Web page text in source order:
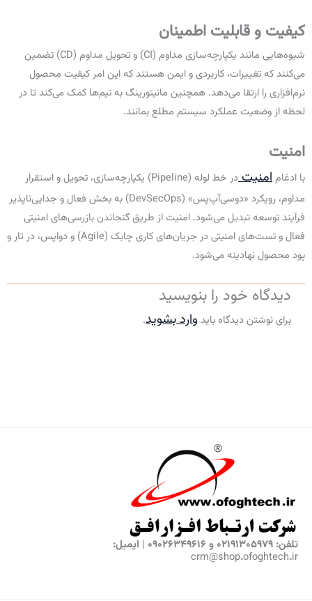
کیفیت و قابلیت اطمینان
شیوه‌هایی مانند یکپارچه‌سازی مداوم (CI) و تحویل مداوم (CD) تضمین
می‌کنند که تغییرات، کاربردی و ایمن هستند که این امر کیفیت محصول
نرم‌افزاری را ارتقا می‌دهد. همچنین مانیتورینگ به تیم‌ها کمک می‌کند تا در
لحظه از وضعیت عملکرد سیستم مطلع بمانند.
امنیت
با ادغامامنیت
در خط لوله (Pipeline) یکپارچه‌سازی، تحویل و استقرار
مداوم، رویکرد «دوسی‌آپ‌پس» (DevSecOps) به بخش فعال و جدایی‌ناپذیر
فرآیند توسعه تبدیل می‌شود. امنیت از طریق گنجاندن بازرسی‌های امنیتی
فعال و تست‌های امنیتی در جریان‌های کاری چابک (Agile) و دواپس، در تار و
پود محصول نهادینه می‌شود.
دیدگاه‌ خود را بنویسید
برای نوشتن دیدگاه باید وارد بشوید.
تلفن: 02191305979 و 09026349616 | ایمیل:
crm@shop.ofoghtech.ir